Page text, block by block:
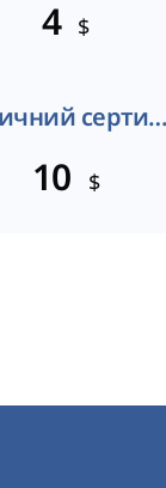
4 $
Фізичний сертифікат
10 $